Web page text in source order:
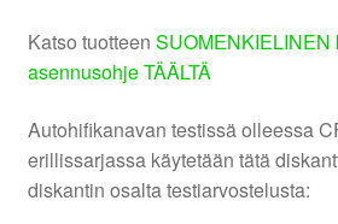
Katso tuotteen SUOMENKIELINEN
asennusohje TÄÄLTÄ
Autohifikanavan testissä olleessa
erillissarjassa käytetään tätä
diskantin osalta testiarvostelusta: